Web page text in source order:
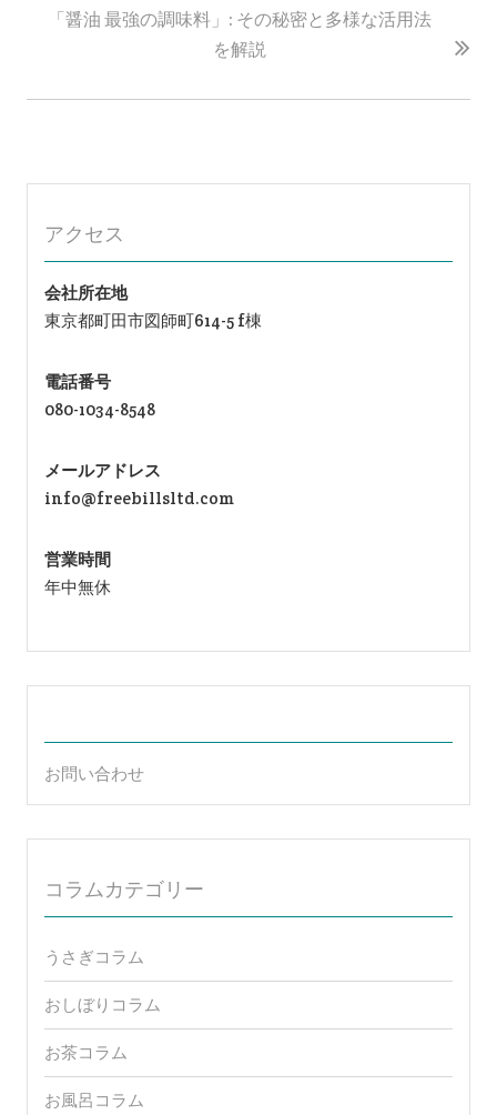
ゲ
シ
「醤油 最強の調味料」: その秘密と多様な活用法
を解説
アクセス
会社所在地
東京都町田市図師町614-5 f棟
電話番号
080-1034-8548
メールアドレス
info@freebillsltd.com
営業時間
年中無休
お問い合わせ
コラムカテゴリー
うさぎコラム
おしぼりコラム
お茶コラム
お風呂コラム